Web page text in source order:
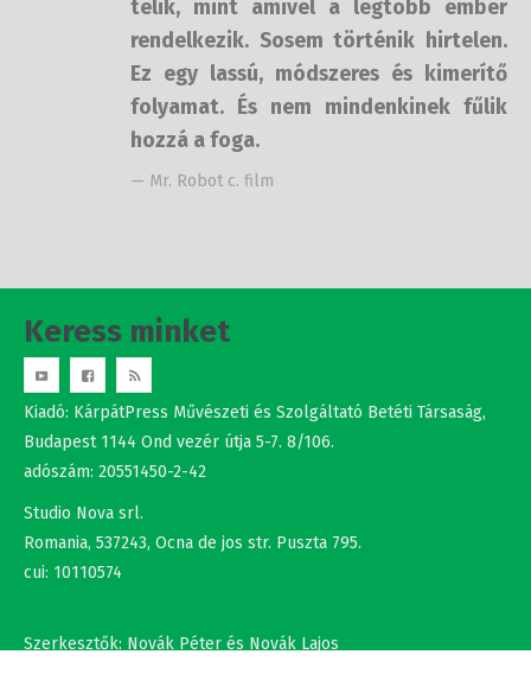
hirtelen. Ez egy lassú, módszeres és
kimerítő folyamat. És nem
mindenkinek fűlik hozzá a foga.
— Mr. Robot c. film
Kiadó: KárpátPress Művészeti és Szolgáltató Betéti Társaság,
Budapest 1144 Ond vezér útja 5-7. 8/106.
adószám: 20551450-2-42
Studio Nova srl.
cui: 10110574
NÉV